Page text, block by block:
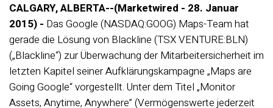
CALGARY, ALBERTA--(Marketwired - 28. Januar
2015) - Das Google (NASDAQ:GOOG) Maps-Team hat
gerade die Lösung von Blackline (TSX VENTURE:BLN)
(„Blackline“) zur Überwachung der Mitarbeitersicherheit im
letzten Kapitel seiner Aufklärungskampagne „Maps are
Going Google“ vorgestellt. Unter dem Titel „Monitor
Assets, Anytime, Anywhere” (Vermögenswerte jederzeit